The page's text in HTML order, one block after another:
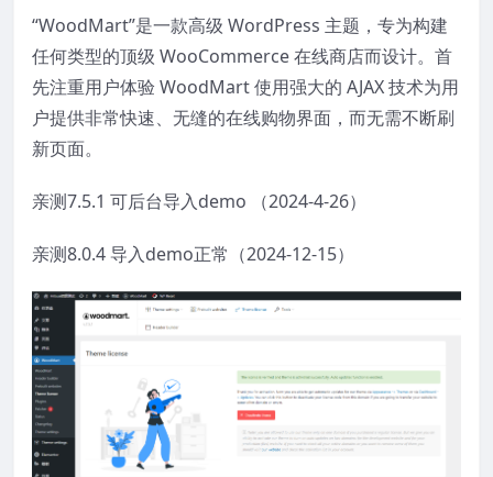
“WoodMart”是一款高级 WordPress 主题​，专为构建
任何类型的顶级 WooCommerce 在线商店而设计。首
先注重用户体验 WoodMart 使用强大的 AJAX 技术为用
户提供非常快速、无缝的在线购物界面，而无需不断刷
新页面。
亲测7.5.1 可后台导入demo （2024-4-26）
亲测8.0.4 导入demo正常（2024-12-15）